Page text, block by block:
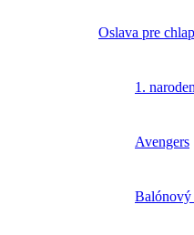
Oslava pre
1.
Avengers
Balónový